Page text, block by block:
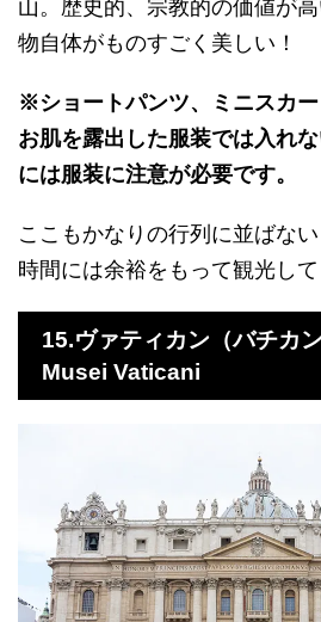
山。歴史的、宗教的の価値が
物自体がものすごく美しい！
※ショートパンツ、ミニスカ
お肌を露出した服装では入れ
には服装に注意が必要です。
ここもかなりの行列に並ばない
時間には余裕をもって観光して
15.ヴァティカン（バチカ
Musei Vaticani